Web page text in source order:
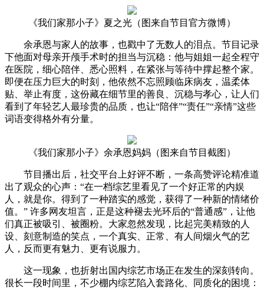
《我们家那小子》夏之光（图来自节目官方微博）
余承恩与家人的故事，也戳中了无数人的泪点。节目记录
下他面对母亲开颅手术时的担当与沉稳：他与姐姐一起全程守
在医院，细心陪伴、悉心照料，在紧张与等待中撑起整个家。
即便在压力巨大的时刻，他依然不忘照顾临床病友，温柔体
贴、举止有度，这份藏在细节里的善良、沉稳与孝心，让人们
看到了年轻艺人最珍贵的品质，也让“陪伴”“责任”“亲情”这些
词语变得格外有分量。
《我们家那小子》余承恩妈妈（图来自节目截图）
节目播出后，社交平台上好评不断，一条高赞评论精准道
出了观众的心声：“在一档综艺里看见了一个好正常的内娱
人，就是你。得到了一种踏实的感觉，获得了一种新的情绪价
值。” 许多网友坦言，正是这种褪去光环后的“普通感”，让他
们真正被吸引、被圈粉。大家忽然发现，比起完美精致的人
设、刻意制造的笑点，一个真实、正常、有人间烟火气的艺
人，反而更有魅力、更有说服力。
这一现象，也折射出国内综艺市场正在发生的深刻转向。
很长一段时间里，不少棚内综艺陷入套路化、同质化的困境：